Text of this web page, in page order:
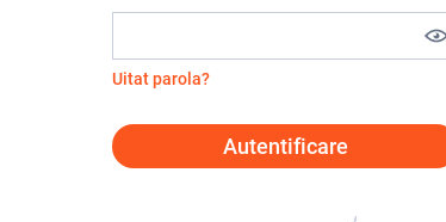
Uitat parola?
Autentificare